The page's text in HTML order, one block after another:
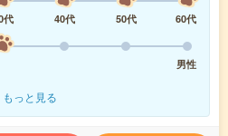
代 40代 50代
60代
男性
もっと見る